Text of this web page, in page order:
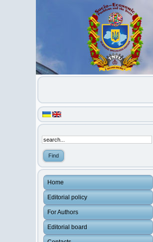
Home
Editorial policy
For Authors
Editorial board